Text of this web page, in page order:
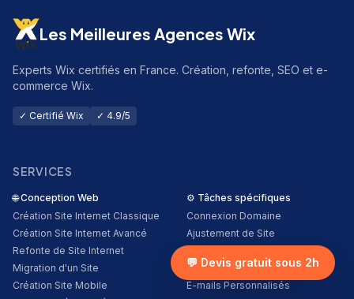
Les Meilleures Agences Wix
Experts Wix certifiés en France. Création, refonte, SEO et e-
commerce Wix.
✓ Certifié Wix ✓ 4.9/5
SERVICES
🌐 Conception Web
Création Site Internet Classique
Création Site Internet Avancé
Refonte de Site Internet
Migration d'un Site
Création Site Mobile
⚙️ Tâches spécifiques
Connexion Domaine
Ajustement de Site
Installation d'Applis
E-mails Personnalisés
💬 Devis gratuit sous 2h